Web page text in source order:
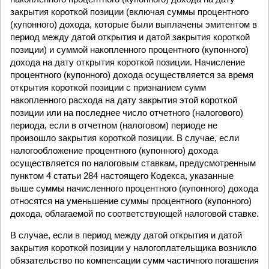
закрытия короткой позиции (включая суммы процентного
(купонного) дохода, которые были выплачены эмитентом в
период между датой открытия и датой закрытия короткой
позиции) и суммой накопленного процентного (купонного)
дохода на дату открытия короткой позиции. Начисление
процентного (купонного) дохода осуществляется за время
открытия короткой позиции с признанием сумм
накопленного расхода на дату закрытия этой короткой
позиции или на последнее число отчетного (налогового)
периода, если в отчетном (налоговом) периоде не
произошло закрытия короткой позиции. В случае, если
налогообложение процентного (купонного) дохода
осуществляется по налоговым ставкам, предусмотренным
пунктом 4 статьи 284 настоящего Кодекса, указанные
выше суммы начисленного процентного (купонного) дохода
относятся на уменьшение суммы процентного (купонного)
дохода, облагаемой по соответствующей налоговой ставке.
В случае, если в период между датой открытия и датой
закрытия короткой позиции у налогоплательщика возникло
обязательство по компенсации сумм частичного погашения